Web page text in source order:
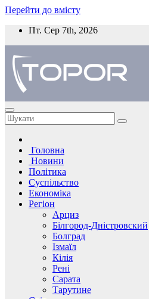
Перейти до вмісту
Пт. Сер 7th, 2026
Головна
Новини
Політика
Суспільство
Економіка
Регіон
Арциз
Білгород-Дністровский
Болград
Ізмаїл
Кілія
Рені
Сарата
Тарутине